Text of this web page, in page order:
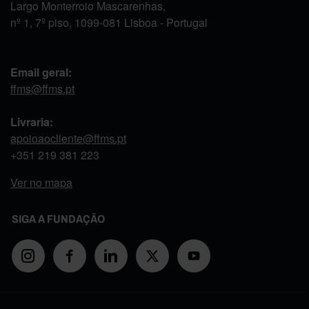
Largo Monterroio Mascarenhas,
nº 1, 7º piso, 1099-081 Lisboa - Portugal
Email geral:
ffms@ffms.pt
Livraria:
apoioaocliente@ffms.pt
+351 219 381 223
Ver no mapa
SIGA A FUNDAÇÃO